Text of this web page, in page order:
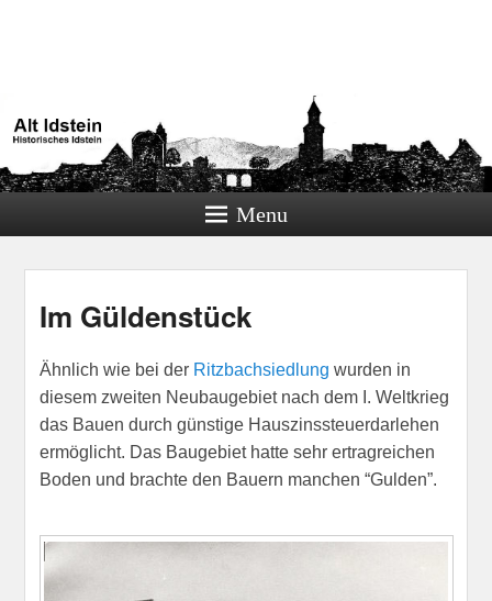
Historisches Idstein
Menu
Im Güldenstück
Ähnlich wie bei der Ritzbachsiedlung wurden in
diesem zweiten Neubaugebiet nach dem I. Weltkrieg
das Bauen durch günstige Hauszinssteuerdarlehen
ermöglicht. Das Baugebiet hatte sehr ertragreichen
Boden und brachte den Bauern manchen “Gulden”.